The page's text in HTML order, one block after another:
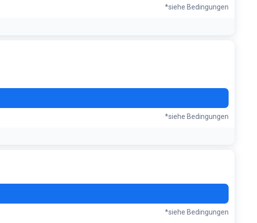
*siehe Bedingungen
*siehe Bedingungen
*siehe Bedingungen